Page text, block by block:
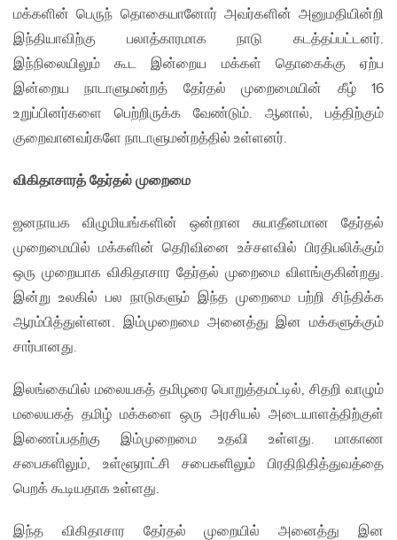
மக்களின் பெருந் தொகையானோர் அவர்களின் அனுமதியின்றி
இந்தியாவிற்கு பலாத்காரமாக நாடு கடத்தப்பட்டனர்.
இந்நிலையிலும் கூட இன்றைய மக்கள் தொகைக்கு ஏற்ப
இன்றைய நாடாளுமன்றத் தேர்தல் முறைமையின் கீழ் 16
உறுப்பினர்களை பெற்றிருக்க வேண்டும். ஆனால், பத்திற்கும்
குறைவானவர்களே நாடாளுமன்றத்தில் உள்ளனர்.
விகிதாசாரத் தேர்தல் முறைமை
ஜனநாயக விழுமியங்களின் ஒன்றான சுயாதீனமான தேர்தல்
முறைமையில் மக்களின் தெரிவினை உச்சளவில் பிரதிபலிக்கும்
ஒரு முறையாக விகிதாசார தேர்தல் முறைமை விளங்குகின்றது.
இன்று உலகில் பல நாடுகளும் இந்த முறைமை பற்றி சிந்திக்க
ஆரம்பித்துள்ளன. இம்முறைமை அனைத்து இன மக்களுக்கும்
சார்பானது.
இலங்கையில் மலையகத் தமிழரை பொறுத்தமட்டில், சிதறி வாழும்
மலையகத் தமிழ் மக்களை ஒரு அரசியல் அடையாளத்திற்குள்
இணைப்பதற்கு இம்முறைமை உதவி உள்ளது. மாகாண
சபைகளிலும், உள்ளூராட்சி சபைகளிலும் பிரதிநிதித்துவத்தை
பெறக் கூடியதாக உள்ளது.
இந்த விகிதாசார தேர்தல் முறையில் அனைத்து இன